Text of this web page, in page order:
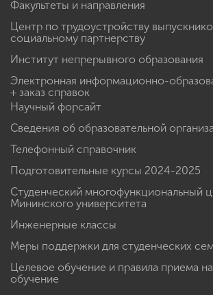
Калькулятор ЕГЭ
Факультеты и направления
социальному партнерству
Институт непрерывного образования
Электронная информационно-
+ заказ справок
Научный форсайт
Сведения об образовательной
Телефонный справочник
Подготовительные курсы 2024-2025
Мининского университета
Инженерные классы
Меры поддержки для студенческих